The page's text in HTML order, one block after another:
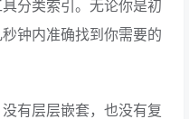
分类索引。无论你是初
钟内准确找到你需要的
有层层嵌套，也没有复